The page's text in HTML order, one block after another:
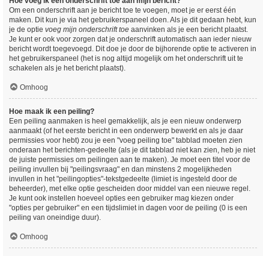
Om een onderschrift aan je bericht toe te voegen, moet je er eerst één
maken. Dit kun je via het gebruikerspaneel doen. Als je dit gedaan hebt, kun
je de optie voeg mijn onderschrift toe aanvinken als je een bericht plaatst.
Je kunt er ook voor zorgen dat je onderschrift automatisch aan ieder nieuw
bericht wordt toegevoegd. Dit doe je door de bijhorende optie te activeren in
het gebruikerspaneel (het is nog altijd mogelijk om het onderschrift uit te
schakelen als je het bericht plaatst).
Omhoog
Hoe maak ik een peiling?
Een peiling aanmaken is heel gemakkelijk, als je een nieuw onderwerp
aanmaakt (of het eerste bericht in een onderwerp bewerkt en als je daar
permissies voor hebt) zou je een "voeg peiling toe" tabblad moeten zien
onderaan het berichten-gedeelte (als je dit tabblad niet kan zien, heb je niet
de juiste permissies om peilingen aan te maken). Je moet een titel voor de
peiling invullen bij "peilingsvraag" en dan minstens 2 mogelijkheden
invullen in het "peilingopties"-tekstgedeelte (limiet is ingesteld door de
beheerder), met elke optie gescheiden door middel van een nieuwe regel.
Je kunt ook instellen hoeveel opties een gebruiker mag kiezen onder
"opties per gebruiker" en een tijdslimiet in dagen voor de peiling (0 is een
peiling van oneindige duur).
Omhoog